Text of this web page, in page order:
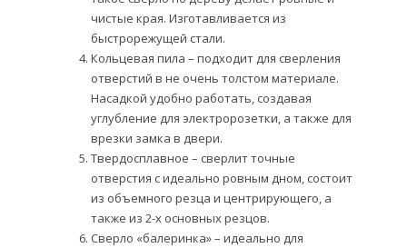
чистые края. Изготавливается из
быстрорежущей стали.
Кольцевая пила – подходит для сверления
отверстий в не очень толстом материале.
Насадкой удобно работать, создавая
углубление для электророзетки, а также для
врезки замка в двери.
Твердосплавное – сверлит точные
отверстия с идеально ровным дном, состоит
из объемного резца и центрирующего, а
также из 2-х основных резцов.
Сверло «балеринка» – идеально для